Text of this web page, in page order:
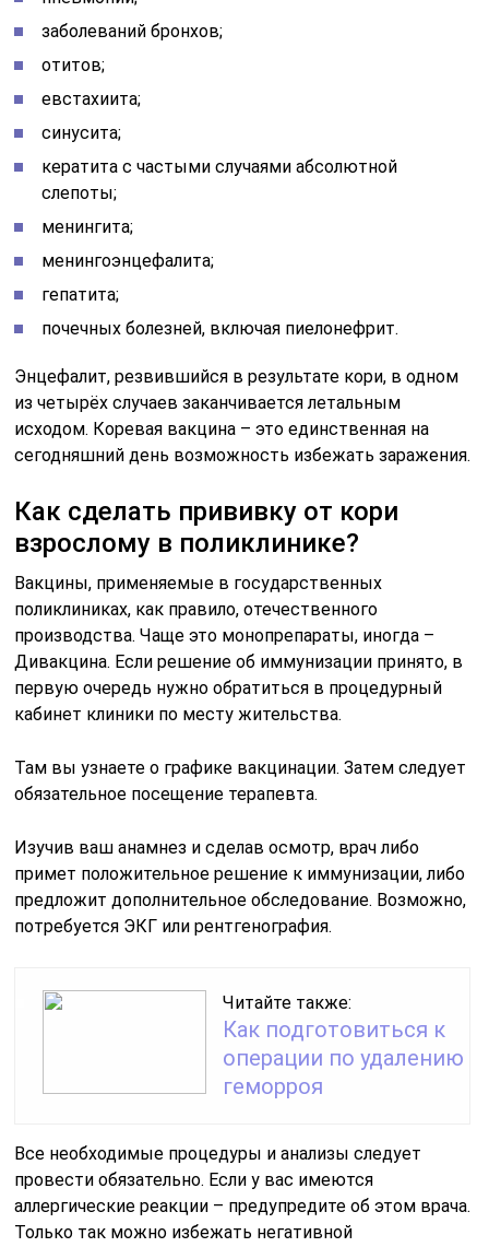
заболеваний бронхов;
отитов;
евстахиита;
синусита;
кератита с частыми случаями абсолютной
слепоты;
менингита;
менингоэнцефалита;
гепатита;
почечных болезней, включая пиелонефрит.
Энцефалит, резвившийся в результате кори, в одном
из четырёх случаев заканчивается летальным
исходом. Коревая вакцина – это единственная на
сегодняшний день возможность избежать заражения.
Как сделать прививку от кори
взрослому в поликлинике?
Вакцины, применяемые в государственных
поликлиниках, как правило, отечественного
производства. Чаще это монопрепараты, иногда –
Дивакцина. Если решение об иммунизации принято, в
первую очередь нужно обратиться в процедурный
кабинет клиники по месту жительства.
Там вы узнаете о графике вакцинации. Затем следует
обязательное посещение терапевта.
Изучив ваш анамнез и сделав осмотр, врач либо
примет положительное решение к иммунизации, либо
предложит дополнительное обследование. Возможно,
потребуется ЭКГ или рентгенография.
Читайте также:
Как подготовиться к
операции по удалению
геморроя
Все необходимые процедуры и анализы следует
провести обязательно. Если у вас имеются
аллергические реакции – предупредите об этом врача.
Только так можно избежать негативной